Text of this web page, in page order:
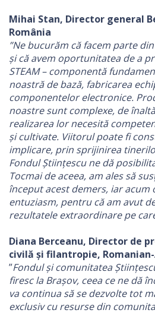
Mihai Stan, Director general
România
”Ne bucurăm că facem parte
și că avem oportunitatea de a
STEAM – componentă
noastră de bază, fabricarea
componentelor electronice.
noastre sunt complexe, de
realizarea lor necesită
și cultivate. Viitorul poate fi
implicare, prin sprijinirea
Fondul Științescu ne dă
Tocmai de aceea, am ales să
început acest demers, iar acum
entuziasm, pentru că am avut
rezultatele extraordinare pe
Diana Berceanu, Director de
civilă și filantropie,
”Fondul și comunitatea
firesc la Brașov, ceea ce ne dă
va continua să se dezvolte tot
exclusiv cu resurse din